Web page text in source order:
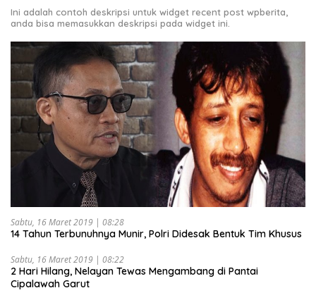
Ini adalah contoh deskripsi untuk widget recent post wpberita,
anda bisa memasukkan deskripsi pada widget ini.
Sabtu, 16 Maret 2019 | 08:28
14 Tahun Terbunuhnya Munir, Polri Didesak Bentuk Tim Khusus
Sabtu, 16 Maret 2019 | 08:22
2 Hari Hilang, Nelayan Tewas Mengambang di Pantai
Cipalawah Garut